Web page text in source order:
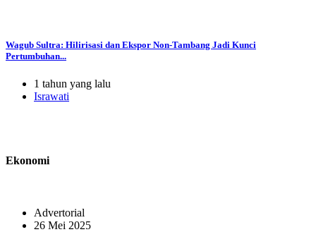
Wagub Sultra: Hilirisasi dan Ekspor Non-Tambang Jadi Kunci
Pertumbuhan...
1 tahun yang lalu
Israwati
Ekonomi
Advertorial
26 Mei 2025